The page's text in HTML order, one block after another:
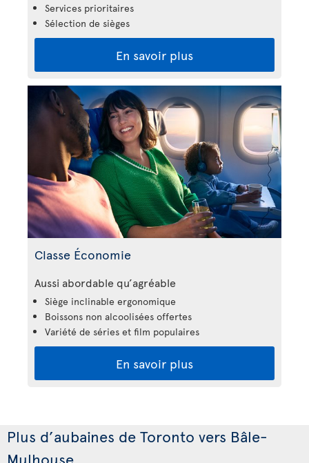
Services prioritaires
Sélection de sièges
En savoir plus
Classe Économie
Aussi abordable qu’agréable
Siège inclinable ergonomique
Boissons non alcoolisées offertes
Variété de séries et film populaires
En savoir plus
Plus d’aubaines de Toronto vers Bâle-
Mulhouse